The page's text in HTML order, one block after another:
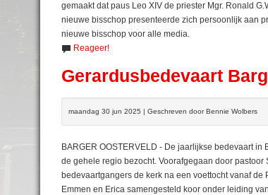
gemaakt dat paus Leo XIV de priester Mgr. Ronald
nieuwe bisschop presenteerde zich persoonlijk aan
nieuwe bisschop voor alle media.
Reageer!
Gerardusbedevaart
maandag 30 jun 2025 | Geschreven door Bennie Wolbers
BARGER OOSTERVELD - De jaarlijkse bedevaart
de gehele regio bezocht. Voorafgegaan door
bedevaartgangers de kerk na een voettocht vanaf
Emmen en Erica samengesteld koor onder leiding